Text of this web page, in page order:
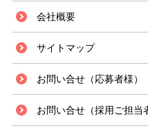
会社概要
サイトマップ
お問い合せ（応募者様）
お問い合せ（採用ご担当